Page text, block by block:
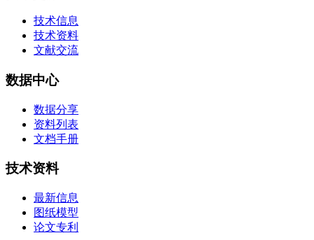
技术信息
技术资料
文献交流
数据中心
数据分享
资料列表
文档手册
技术资料
最新信息
图纸模型
论文专利